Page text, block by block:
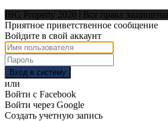
IBG Property 2020 | Все права защищены
Приятное приветственное сообщение
Войдите в свой аккаунт
Вход в систему
или
Войти с Facebook
Войти через Google
Создать учетную запись